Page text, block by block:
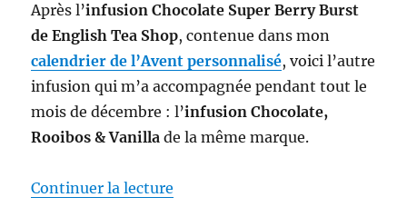
Après l’infusion Chocolate Super Berry Burst
de English Tea Shop, contenue dans mon
calendrier de l’Avent personnalisé, voici l’autre
infusion qui m’a accompagnée pendant tout le
mois de décembre : l’infusion Chocolate,
Rooibos & Vanilla de la même marque.
Continuer la lecture